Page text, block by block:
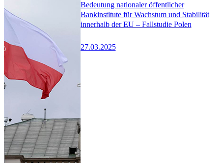
Bedeutung nationaler öffentlicher
Bankinstitute für Wachstum und Stabilität
innerhalb der EU – Fallstudie Polen
27.03.2025